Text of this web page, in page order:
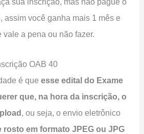
assim você ganha mais 1 mês e
a pena ou não fazer.
OAB 40
é queesse edital do Exame
que, na hora da inscrição, o
, ou seja, o envio eletrônico
rosto em formato JPEG ou JPG